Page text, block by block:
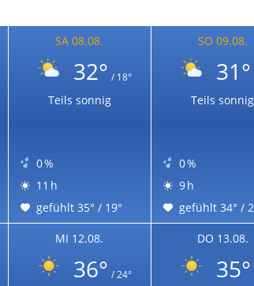
SA 08.08.
32° / 18°
Teils sonnig
0 %
11 h
gefühlt 35° / 19°
SO 09.08.
31°
Teils sonnig
0 %
9 h
gefühlt 34° /
MI 12.08.
36° / 24°
DO 13.08.
35°